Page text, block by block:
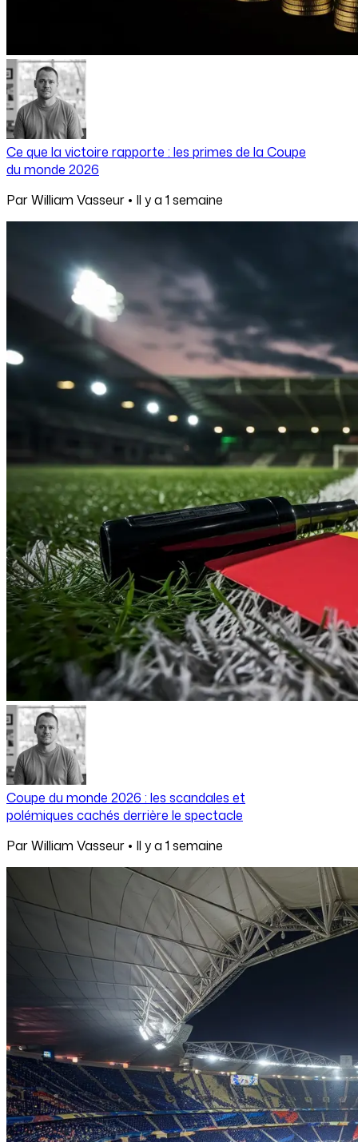
Ce que la victoire rapporte : les primes de la Coupe
du monde 2026
ParWilliam Vasseur • Il y a 1 semaine
Coupe du monde 2026 : les scandales et
polémiques cachés derrière le spectacle
ParWilliam Vasseur • Il y a 1 semaine